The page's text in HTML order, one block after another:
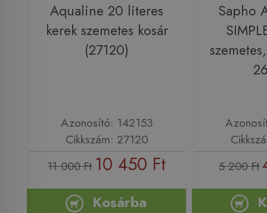
Aqualine 20 literes
kerek szemetes kosár
(27120)
Azonosító: 142153
Cikkszám: 27120
11 000 Ft 10 450 Ft
Kosárba
Sapho
5 200 Ft